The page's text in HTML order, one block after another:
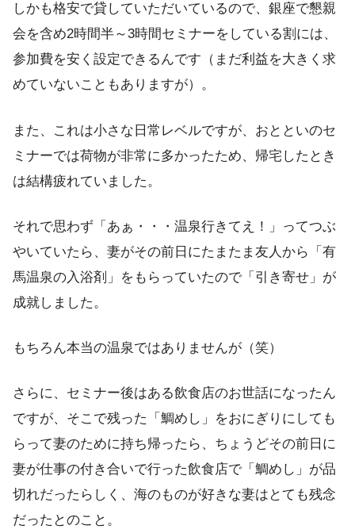
しかも格安で貸していただいているので、銀座で懇親
会を含め2時間半～3時間セミナーをしている割には、
参加費を安く設定できるんです（まだ利益を大きく求
めていないこともありますが）。
また、これは小さな日常レベルですが、おとといのセ
ミナーでは荷物が非常に多かったため、帰宅したとき
は結構疲れていました。
それで思わず「あぁ・・・温泉行きてえ！」ってつぶ
やいていたら、妻がその前日にたまたま友人から「有
馬温泉の入浴剤」をもらっていたので「引き寄せ」が
成就しました。
もちろん本当の温泉ではありませんが（笑）
さらに、セミナー後はある飲食店のお世話になったん
ですが、そこで残った「鯛めし」をおにぎりにしても
らって妻のために持ち帰ったら、ちょうどその前日に
妻が仕事の付き合いで行った飲食店で「鯛めし」が品
切れだったらしく、海のものが好きな妻はとても残念
だったとのこと。